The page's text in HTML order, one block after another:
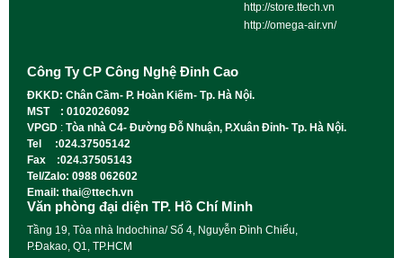
http://store.ttech.vn
http://omega-air.vn/
Công Ty CP Công Nghệ Đỉnh Cao
ĐKKD: Chân Cầm- P. Hoàn Kiếm- Tp. Hà Nội.
MST : 0102026092
VPGD : Tòa nhà C4- Đường Đỗ Nhuận, P.Xuân Đỉnh- Tp. Hà Nội.
Tel :024.37505142
Fax :024.37505143
Tel/Zalo: 0988 062602
Email: thai@ttech.vn
Văn phòng đại diện TP. Hồ Chí Minh
Tầng 19, Tòa nhà Indochina/ Số 4, Nguyễn Đình Chiểu,
P.Đakao, Q1, TP.HCM